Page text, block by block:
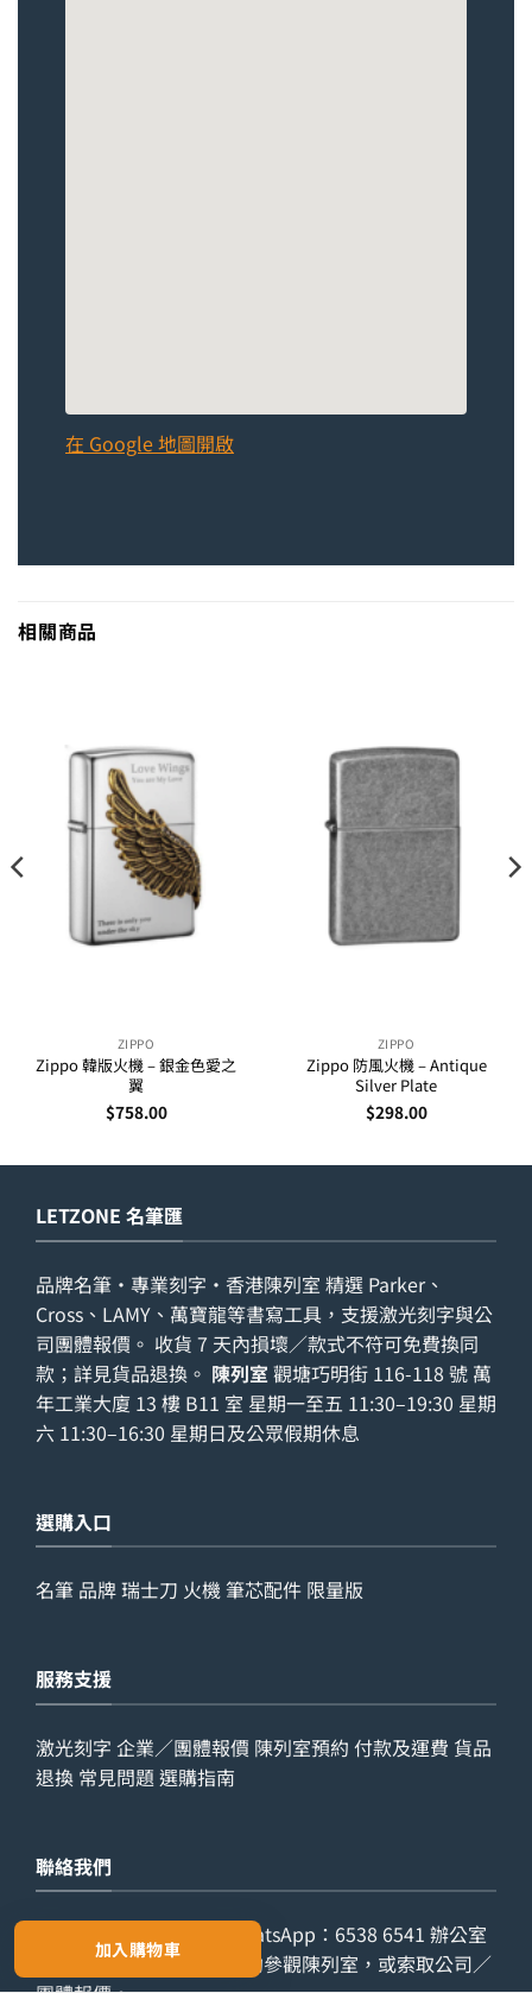
加入購物車
在 Google 地圖開啟
相關商品
ZIPPO
Zippo 韓版火機 – 銀金色愛之
翼
$758.00
ZIPPO
Zippo 防風火機 – Antique
Silver Plate
$298.00
LETZONE 名筆匯
品牌名筆・專業刻字・香港陳列室 精選 Parker、
Cross、LAMY、萬寶龍等書寫工具，支援激光刻字與公
司團體報價。 收貨 7 天內損壞／款式不符可免費換同
款；詳見貨品退換 。 陳列室 觀塘巧明街 116-118 號 萬
年工業大廈 13 樓 B11 室 星期一至五 11:30–19:30 星期
六 11:30–16:30 星期日及公眾假期休息
選購入口
名筆 品牌瑞士刀 火機筆芯配件 限量版
服務支援
激光刻字 企業／團體報價 陳列室預約 付款及運費 貨品
退換 常見問題 選購指南
聯絡我們
WhatsApp： 6538 6541 辦公室
2861 8762 歡迎預約參觀陳列室，或索取公司／